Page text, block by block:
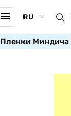
RU
Пленки Миндича